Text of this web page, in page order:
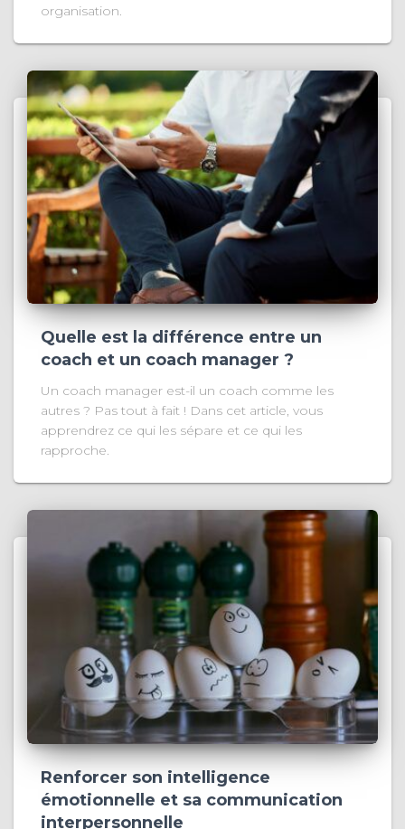
organisation.
Quelle est la différence entre un
coach et un coach manager ?
Un coach manager est-il un coach comme les
autres ? Pas tout à fait ! Dans cet article, vous
apprendrez ce qui les sépare et ce qui les
rapproche.
Renforcer son intelligence
émotionnelle et sa communication
interpersonnelle